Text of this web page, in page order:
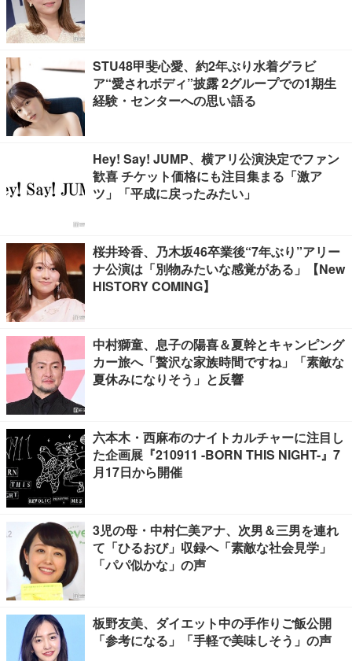
STU48甲斐心愛、約2年ぶり水着グラビ
ア“愛されボディ”披露 2グループでの1期生
経験・センターへの思い語る
Hey! Say! JUMP、横アリ公演決定でファン
歓喜 チケット価格にも注目集まる「激ア
ツ」「平成に戻ったみたい」
桜井玲香、乃木坂46卒業後“7年ぶり”アリー
ナ公演は「別物みたいな感覚がある」【New
HISTORY COMING】
中村獅童、息子の陽喜＆夏幹とキャンピング
カー旅へ「贅沢な家族時間ですね」「素敵な
夏休みになりそう」と反響
六本木・西麻布のナイトカルチャーに注目し
た企画展『210911 -BORN THIS NIGHT-』7
月17日から開催
3児の母・中村仁美アナ、次男＆三男を連れ
て「ひるおび」収録へ「素敵な社会見学」
「パパ似かな」の声
板野友美、ダイエット中の手作りご飯公開
「参考になる」「手軽で美味しそう」の声